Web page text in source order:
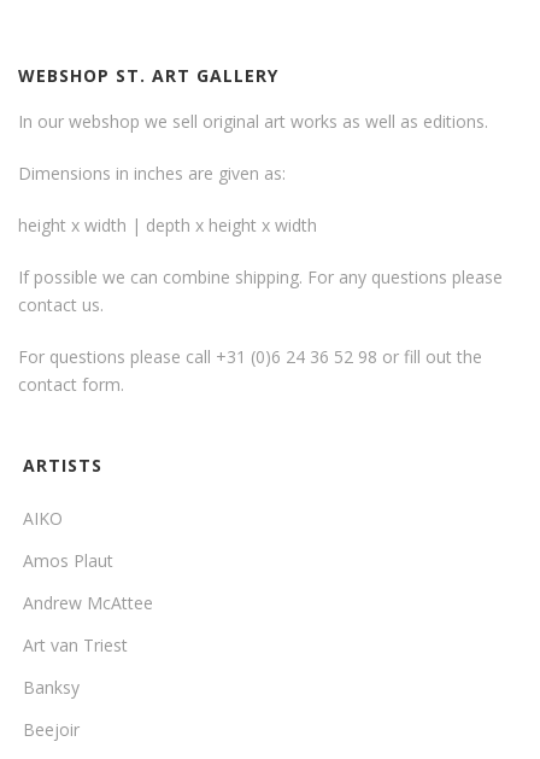
WEBSHOP ST. ART GALLERY
In our webshop we sell original art works as well as editions.
Dimensions in inches are given as:
height x width | depth x height x width
If possible we can combine shipping. For any questions please
contact us.
For questions please call +31 (0)6 24 36 52 98 or fill out the
contact form.
ARTISTS
AIKO
Amos Plaut
Andrew McAttee
Art van Triest
Banksy
Beejoir